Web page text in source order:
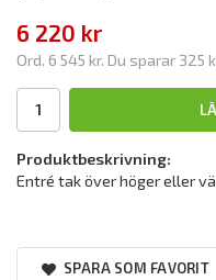
6 220 kr
Ord. 6 545 kr. Du sparar 325
Produktbeskrivning:
Entré tak över höger eller
SPARA SOM FAVORIT